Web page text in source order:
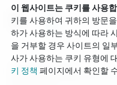
Copyright © 2026
Watch Tower Bible and
이 웹사이트는 쿠키를 사용
키를 사용하여 귀하의 방문
하가 사용하는 방식에 따라
을 거부할 경우 사이트의 일
사가 사용하는 쿠키 유형에
키 정책 페이지에서 확인할